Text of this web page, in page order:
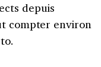
depuis
compter environ